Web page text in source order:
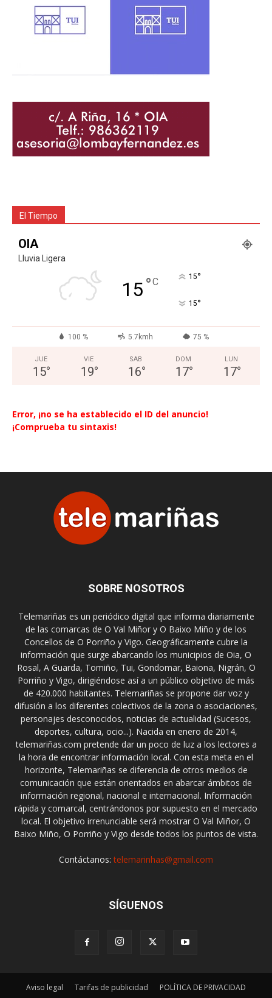
El Tiempo
OIA
Lluvia Ligera
15°C 15°
15°
100 % 5.7kmh 75 %
JUE
15°
VIE
19°
SAB
16°
DOM
17°
LUN
17°
Error, ¡no se ha establecido el ID del anuncio!
¡Comprueba tu sintaxis!
SOBRE NOSOTROS
Telemariñas es un periódico digital que informa diariamente
de las comarcas de O Val Miñor y O Baixo Miño y de los
Concellos de O Porriño y Vigo. Geográficamente cubre la
información que surge abarcando los municipios de Oia, O
Rosal, A Guarda, Tomiño, Tui, Gondomar, Baiona, Nigrán, O
Porriño y Vigo, dirigiéndose así a un público objetivo de más
de 420.000 habitantes. Telemariñas se propone dar voz y
difusión a los diferentes colectivos de la zona o asociaciones,
personajes desconocidos, noticias de actualidad (Sucesos,
deportes, cultura, ocio...). Nacida en enero de 2014,
telemariñas.com pretende dar un poco de luz a los lectores a
la hora de encontrar información local. Con esta meta en el
horizonte, Telemariñas se diferencia de otros medios de
comunicación que están orientados en abarcar ámbitos de
información regional, nacional e internacional. Información
rápida y comarcal, centrándonos por supuesto en el mercado
local. El objetivo irrenunciable será mostrar O Val Miñor, O
Baixo Miño, O Porriño y Vigo desde todos los puntos de vista.
Contáctanos:telemarinhas@gmail.com
SÍGUENOS
Aviso legal Tarifas de publicidad POLÍTICA DE PRIVACIDAD